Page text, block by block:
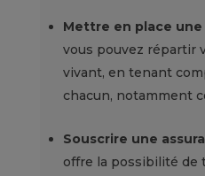
Mettre en place
vous pouvez répartir
vivant, en tenant
chacun, notamment
Souscrire une
offre la possibilité de